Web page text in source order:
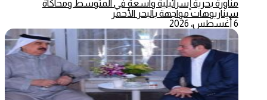
مناورة بحرية إسرائيلية واسعة في المتوسط ومحاكاة
سيناريوهات مواجهة بالبحر الأحمر
6 أغسطس، 2026